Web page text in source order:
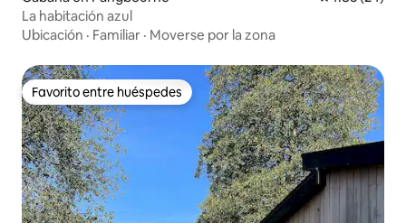
La habitación azul
Ubicación · Familiar · Moverse por la zona
Favorito entre huéspedes
Favorito entre huéspedes